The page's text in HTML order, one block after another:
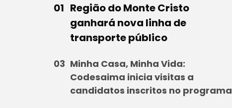
Região do Monte Cristo
ganhará nova linha de
transporte público
Minha Casa, Minha Vida:
Codesaima inicia visitas a
candidatos inscritos no programa